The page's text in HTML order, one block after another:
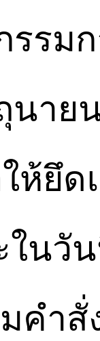
รมก
นาย
ห้ยึ
นวั
คำ